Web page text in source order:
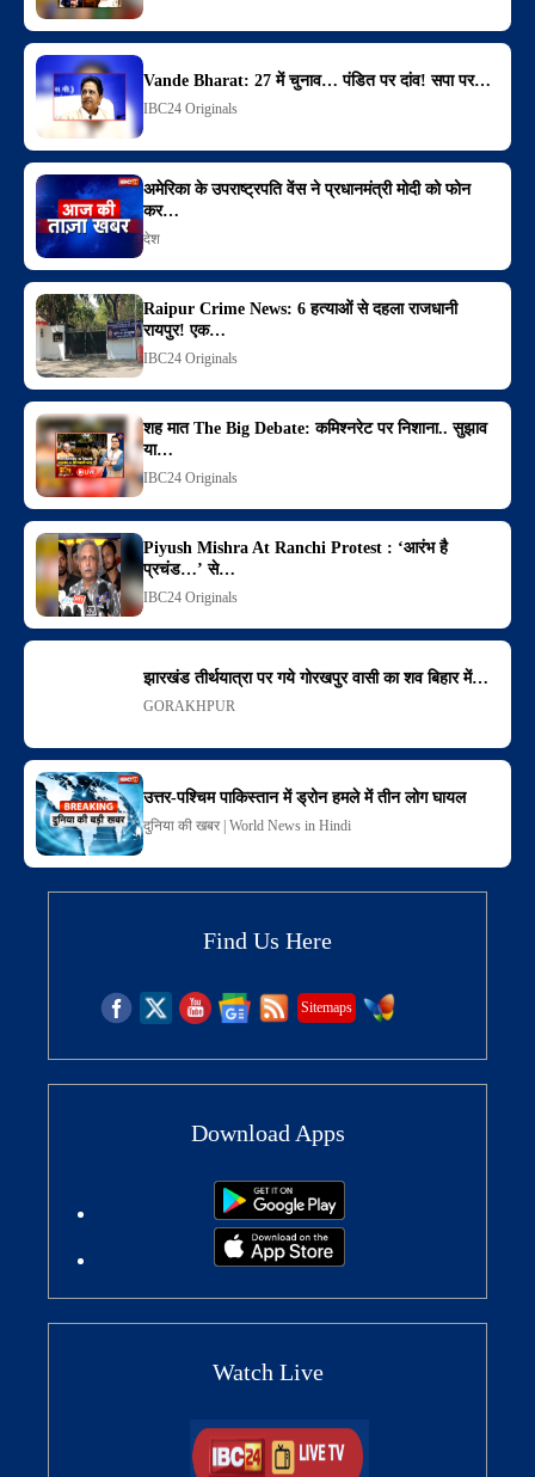
Vande Bharat: 27 में चुनाव… पंडित पर दांव! सपा पर…
IBC24 Originals
अमेरिका के उपराष्ट्रपति वेंस ने प्रधानमंत्री मोदी को फोन
कर…
देश
Raipur Crime News: 6 हत्याओं से दहला राजधानी
रायपुर! एक…
IBC24 Originals
शह मात The Big Debate: कमिश्नरेट पर निशाना.. सुझाव
या…
IBC24 Originals
Piyush Mishra At Ranchi Protest : ‘आरंभ है
प्रचंड…’ से…
IBC24 Originals
झारखंड तीर्थयात्रा पर गये गोरखपुर वासी का शव बिहार में…
GORAKHPUR
उत्तर-पश्चिम पाकिस्तान में ड्रोन हमले में तीन लोग घायल
दुनिया की खबर | World News in Hindi
Find Us Here
Sitemaps
Download Apps
Watch Live